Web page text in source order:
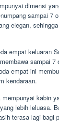
dimensi
sampai 7
elegan,
empat keluaran
sampai 7
empat ini
kendaraan.
kabin
lebih leluasa.
terasa lagi bagi